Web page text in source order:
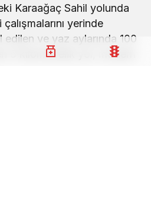
Karaağaç Sahil yolunda
yerinde
edilen ve yaz aylarında 100
5 kilometrelik yol, modern